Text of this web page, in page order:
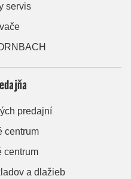
servis
predajní
centrum
centrum
a dlažieb